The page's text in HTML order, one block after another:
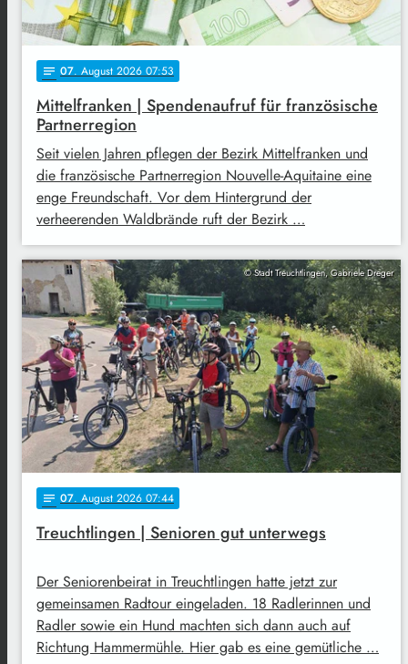
notes 07. August 2026 07:53
Mittelfranken | Spendenaufruf für französische
Partnerregion
Seit vielen Jahren pflegen der Bezirk Mittelfranken und
die französische Partnerregion Nouvelle-Aquitaine eine
enge Freundschaft. Vor dem Hintergrund der
verheerenden Waldbrände ruft der Bezirk …
© Stadt Treuchtlingen, Gabriele Dreger
notes 07. August 2026 07:44
Treuchtlingen | Senioren gut unterwegs
Der Seniorenbeirat in Treuchtlingen hatte jetzt zur
gemeinsamen Radtour eingeladen. 18 Radlerinnen und
Radler sowie ein Hund machten sich dann auch auf
Richtung Hammermühle. Hier gab es eine gemütliche …